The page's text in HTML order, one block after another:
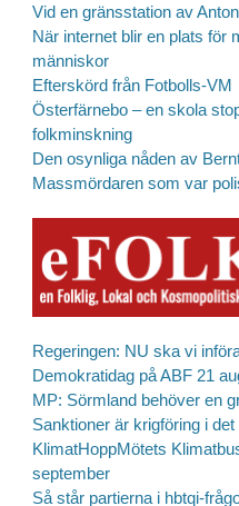
Vid en gränsstation av
När internet blir en plats för
människor
Efterskörd från Fotbolls-VM
Österfärnebo – en skola
folkminskning
Den osynliga nåden av
Massmördaren som var
Regeringen: NU ska vi
Demokratidag på ABF 21
MP: Sörmland behöver en
Sanktioner är krigföring i
KlimatHoppMötets
september
Så står partierna i hbtqi-